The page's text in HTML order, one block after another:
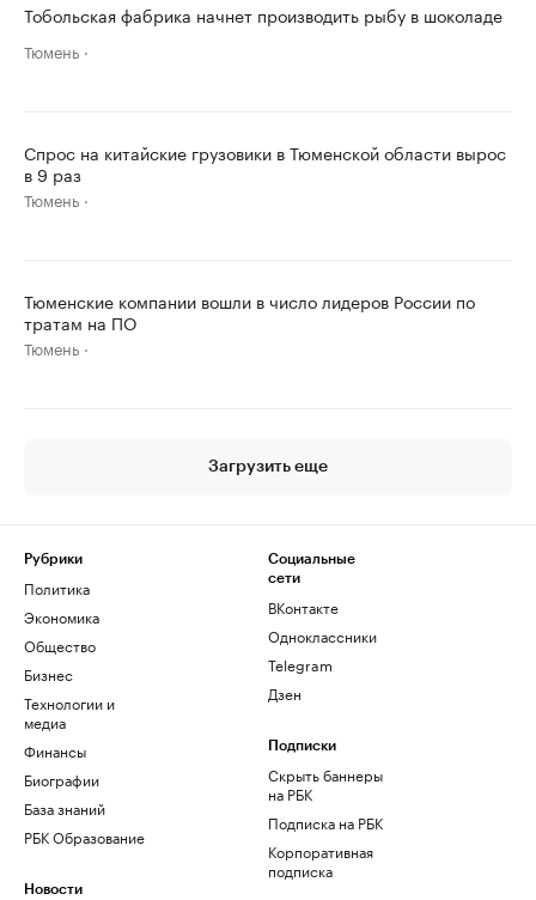
Тобольская фабрика начнет производить рыбу в шоколаде
Тюмень
Спрос на китайские грузовики в Тюменской области вырос
в 9 раз
Тюмень
Тюменские компании вошли в число лидеров России по
тратам на ПО
Тюмень
Загрузить еще
Рубрики
Политика
Экономика
Общество
Бизнес
Технологии и
медиа
Финансы
Биографии
База знаний
РБК Образование
Новости
Социальные
сети
ВКонтакте
Одноклассники
Telegram
Дзен
Подписки
Скрыть баннеры
на РБК
Подписка на РБК
Корпоративная
подписка